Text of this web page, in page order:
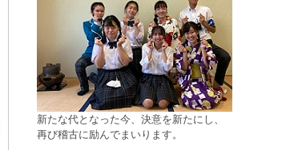
新たな代となった今、決意を新たにし、
再び稽古に励んでまいります。